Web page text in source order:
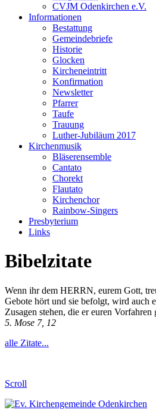
CVJM Odenkirchen e.V.
Informationen
Bestattung
Gemeindebriefe
Historie
Glocken
Kircheneintritt
Konfirmation
Newsletter
Pfarrer
Taufe
Trauung
Luther-Jubiläum 2017
Kirchenmusik
Bläserensemble
Cantato
Chorekt
Flautato
Kirchenchor
Rainbow-Singers
Presbyterium
Links
Bibelzitate
Wenn ihr dem HERRN, eurem Gott,
Gebote hört und sie befolgt, wird auch
Zusagen stehen, die er euren Vorfahren
5. Mose 7, 12
alle Zitate...
Scroll